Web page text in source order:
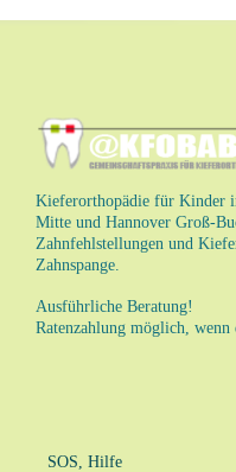
Kieferorthopädie für Kinder
Mitte und Hannover Groß-
Zahnfehlstellungen und
Zahnspange.
Ausführliche Beratung!
Ratenzahlung möglich, wenn
SOS, Hilfe